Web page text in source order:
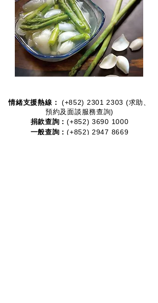
情緒支援熱線：​​ (+852) 2301 2303 (求助、
預約及面談服務查詢)
捐款查詢：(+852)3690 1000
一般查詢：(+852) 2947 8669